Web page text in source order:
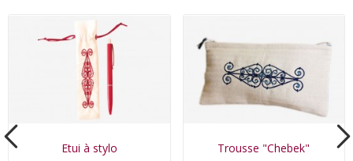
Etui à stylo Trousse "Chebek"